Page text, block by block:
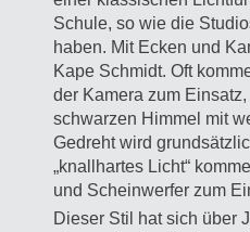
Schule, so wie die
haben. Mit Ecken und
Kape Schmidt. Oft
der Kamera zum
schwarzen Himmel mit
Gedreht wird
„knallhartes Licht“
und Scheinwerfer zum
Dieser Stil hat sich über